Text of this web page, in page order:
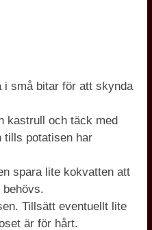
i små bitar för att skynda
kastrull och täck med
tills potatisen har
spara lite kokvatten att
behövs.
Tillsätt eventuellt lite
är för hårt.